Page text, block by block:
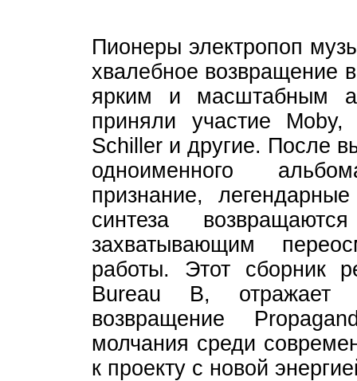
Пионеры электропоп
хвалебное возвращение
ярким и масштабным
приняли участие
Schiller и другие. После
одноименного
признание,
синтеза
захватывающим
работы. Этот сборник
Bureau B, отражает
возвращение
молчания среди
к проекту с новой